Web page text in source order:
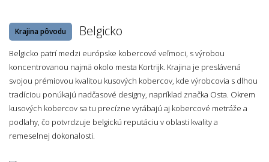
Krajina pôvodu Belgicko
Belgicko patrí medzi európske kobercové veľmoci, s výrobou
koncentrovanou najmä okolo mesta Kortrijk. Krajina je preslávená
svojou prémiovou kvalitou kusových kobercov, kde výrobcovia s dlhou
tradíciou ponúkajú nadčasové designy, napríklad značka Osta. Okrem
kusových kobercov sa tu precízne vyrábajú aj kobercové metráže a
podlahy, čo potvrdzuje belgickú reputáciu v oblasti kvality a
remeselnej dokonalosti.